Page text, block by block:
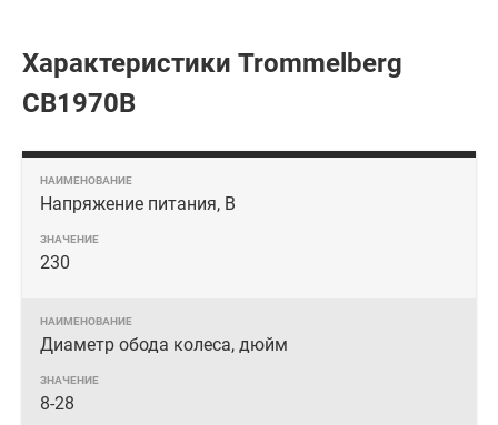
Характеристики Trommelberg
CB1970B
Напряжение питания, В
230
Диаметр обода колеса, дюйм
8-28